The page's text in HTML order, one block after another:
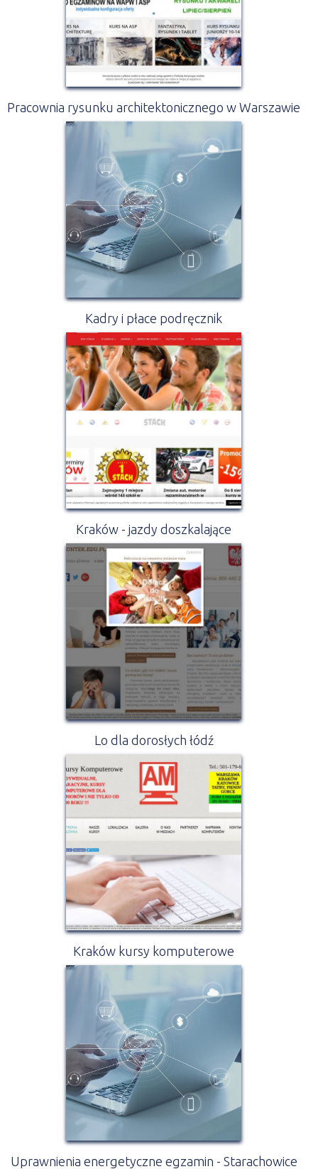
Pracownia rysunku architektonicznego w Warszawie
Kadry i płace podręcznik
Kraków - jazdy doszkalające
Lo dla dorosłych łódź
Kraków kursy komputerowe
Uprawnienia energetyczne egzamin - Starachowice